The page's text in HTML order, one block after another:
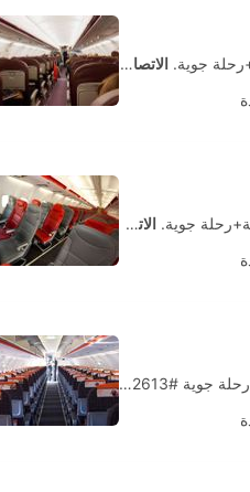
الاتصال الذاتي
الاتصال الذاتي
رحلة جوية #U2613 |الاقتصاد